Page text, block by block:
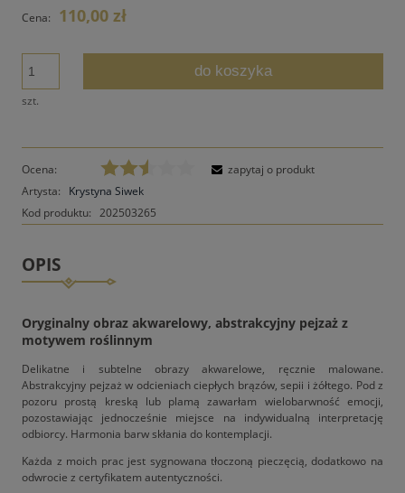
Cena: 110,00 zł
szt.
do koszyka
Ocena:
Artysta:
Krystyna Siwek
Kod produktu: 202503265
zapytaj o produkt
OPIS
Oryginalny obraz akwarelowy, abstrakcyjny pejzaż z
motywem roślinnym
Delikatne i subtelne obrazy akwarelowe, ręcznie malowane.
Abstrakcyjny pejzaż w odcieniach ciepłych brązów, sepii i żółtego. Pod z
pozoru prostą kreską lub plamą zawarłam wielobarwność emocji,
pozostawiając jednocześnie miejsce na indywidualną interpretację
odbiorcy. Harmonia barw skłania do kontemplacji.
Każda z moich prac jest sygnowana tłoczoną pieczęcią, dodatkowo na
odwrocie z certyfikatem autentyczności.